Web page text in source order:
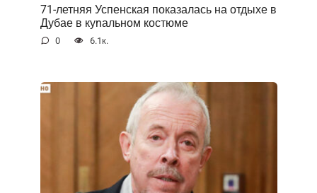
71-летняя Успенская показалась на отдыхе в
Дубае в куnальном костюме
0 6.1к.